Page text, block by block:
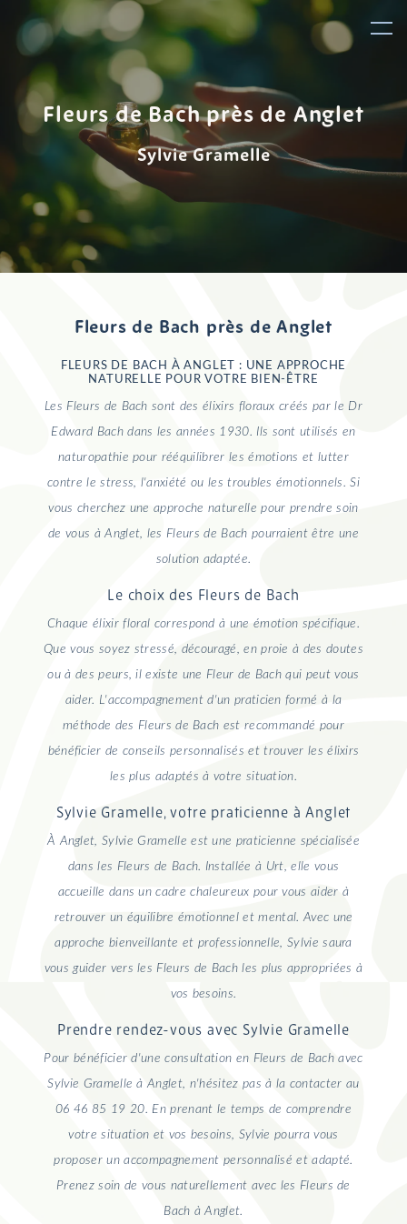
Fleurs de Bach près de Anglet
Sylvie Gramelle
Fleurs de Bach près de Anglet
FLEURS DE BACH À ANGLET : UNE APPROCHE
NATURELLE POUR VOTRE BIEN-ÊTRE
Les Fleurs de Bach sont des élixirs floraux créés par le Dr
Edward Bach dans les années 1930. Ils sont utilisés en
naturopathie pour rééquilibrer les émotions et lutter
contre le stress, l'anxiété ou les troubles émotionnels. Si
vous cherchez une approche naturelle pour prendre soin
de vous à Anglet, les Fleurs de Bach pourraient être une
solution adaptée.
Le choix des Fleurs de Bach
Chaque élixir floral correspond à une émotion spécifique.
Que vous soyez stressé, découragé, en proie à des doutes
ou à des peurs, il existe une Fleur de Bach qui peut vous
aider. L'accompagnement d'un praticien formé à la
méthode des Fleurs de Bach est recommandé pour
bénéficier de conseils personnalisés et trouver les élixirs
les plus adaptés à votre situation.
Sylvie Gramelle, votre praticienne à Anglet
À Anglet, Sylvie Gramelle est une praticienne spécialisée
dans les Fleurs de Bach. Installée à Urt, elle vous
accueille dans un cadre chaleureux pour vous aider à
retrouver un équilibre émotionnel et mental. Avec une
approche bienveillante et professionnelle, Sylvie saura
vous guider vers les Fleurs de Bach les plus appropriées à
vos besoins.
Prendre rendez-vous avec Sylvie Gramelle
Pour bénéficier d'une consultation en Fleurs de Bach avec
Sylvie Gramelle à Anglet, n'hésitez pas à la contacter au
06 46 85 19 20. En prenant le temps de comprendre
votre situation et vos besoins, Sylvie pourra vous
proposer un accompagnement personnalisé et adapté.
Prenez soin de vous naturellement avec les Fleurs de
Bach à Anglet.
Panneau de gestion des cookies